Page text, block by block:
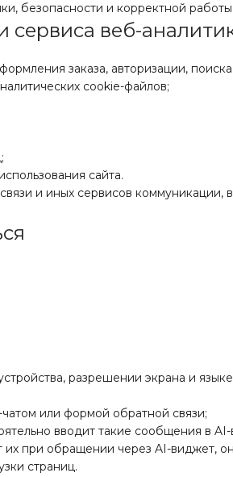
безопасности и корректной работы
сервиса веб-
заказа, авторизации, поиска
cookie-файлов;
сайта.
и иных сервисов коммуникации,
разрешении экрана и
или формой обратной связи;
вводит такие сообщения в
их при обращении через AI-виджет,
страниц.